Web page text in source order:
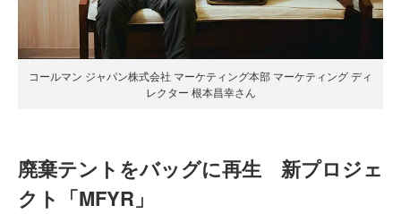
コールマン ジャパン株式会社 マーケティング本部 マーケティング ディ
レクター 根本昌幸さん
廃棄テントをバッグに再生 新プロジェ
クト「MFYR」